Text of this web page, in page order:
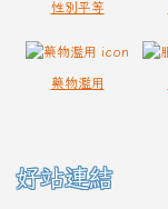
性別平等
藥物濫用
好站連結